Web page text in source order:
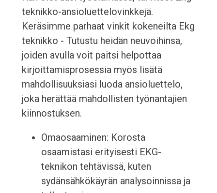
teknikko-ansioluettelovinkkejä.
Keräsimme parhaat vinkit kokeneilta Ekg
teknikko - Tutustu heidän neuvoihinsa,
joiden avulla voit paitsi helpottaa
kirjoittamisprosessia myös lisätä
mahdollisuuksiasi luoda ansioluettelo,
joka herättää mahdollisten työnantajien
kiinnostuksen.
Omaosaaminen: Korosta
osaamistasi erityisesti EKG-
teknikon tehtävissä, kuten
sydänsähkökäyrän analysoinnissa ja